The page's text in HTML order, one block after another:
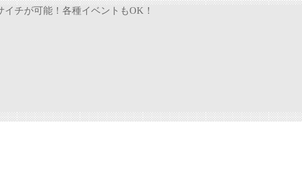
チが可能！各種イベントもOK！